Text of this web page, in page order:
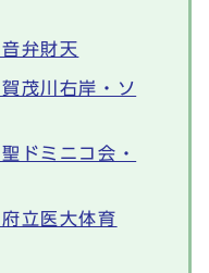
弁財天
茂川右岸・ソ
ドミニコ会・
立医大体育